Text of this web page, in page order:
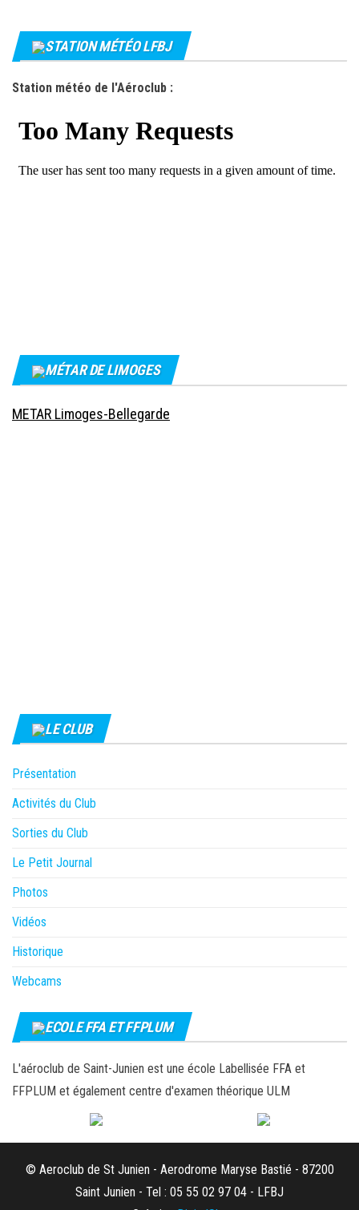
STATION MÉTÉO LFBJ
Station météo de l'Aéroclub :
MÉTAR DE LIMOGES
METAR Limoges-Bellegarde
LE CLUB
Présentation
Activités du Club
Sorties du Club
Le Petit Journal
Photos
Vidéos
Historique
Webcams
ECOLE FFA ET FFPLUM
L'aéroclub de Saint-Junien est une école Labellisée FFA et
FFPLUM et également centre d'examen théorique ULM
© Aeroclub de St Junien - Aerodrome Maryse Bastié - 87200
Saint Junien - Tel : 05 55 02 97 04 - LFBJ